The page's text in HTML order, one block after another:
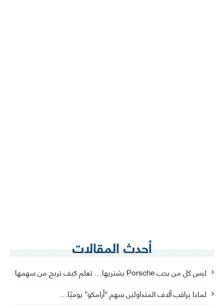
أحدث المقالات
ليس كل من يحب Porsche يشتريها… تعلم كيف تربح من سهمها
لماذا يراقب آلاف المتداولين سهم “أرامكو” يوميًا…